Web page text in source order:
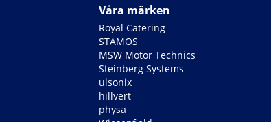
Våra märken
Royal Catering
STAMOS
MSW Motor Technics
Steinberg Systems
ulsonix
hillvert
physa